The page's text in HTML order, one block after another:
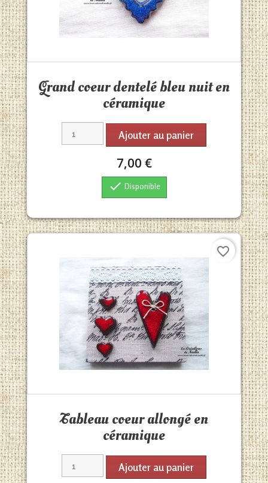
Grand coeur dentelé bleu nuit en
céramique
Ajouter au panier
7,00 €
 Disponible
Tableau coeur allongé en
céramique
Ajouter au panier
favorite_border